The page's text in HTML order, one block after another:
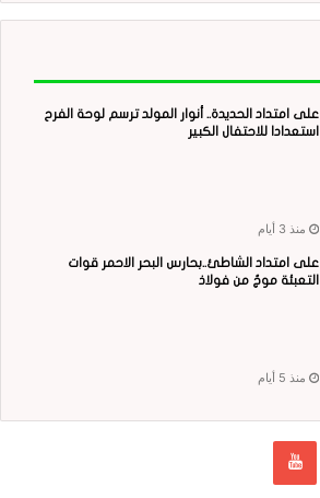
على امتداد الحديدة.. أنوار المولد ترسم لوحة الفرح
استعدادا للاحتفال الكبير
منذ 3 أيام
على امتداد الشاطئ..بحارس البحر الاحمر قوات
التعبئة موجٌ من فولاذ
منذ 5 أيام